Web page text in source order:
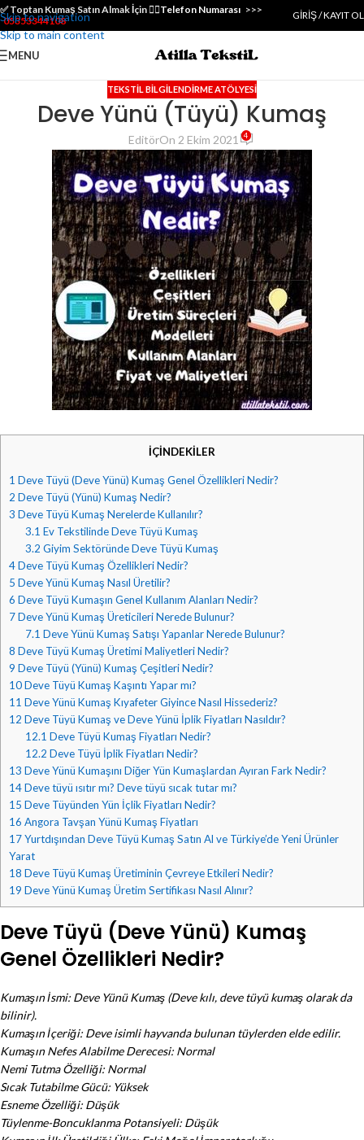
Skip to navigation
Skip to main content
✅️ Toptan Kumaş Satın Almak İçin 👇🏻Telefon Numarası >>>
05353344108
GIRIŞ / KAYIT OL
MENU
TEKSTIL BILGILENDIRME ATÖLYESI
Deve Yünü (Tüyü) Kumaş
EditörOn 2 Ekim 2021 4
İÇİNDEKİLER
1 Deve Tüyü (Deve Yünü) Kumaş Genel Özellikleri Nedir?
2 Deve Tüyü (Yünü) Kumaş Nedir?
3 Deve Tüyü Kumaş Nerelerde Kullanılır?
3.1 Ev Tekstilinde Deve Tüyü Kumaş
3.2 Giyim Sektöründe Deve Tüyü Kumaş
4Deve Tüyü Kumaş Özellikleri Nedir?
5 Deve Yünü Kumaş Nasıl Üretilir?
6 Deve Tüyü Kumaşın Genel Kullanım Alanları Nedir?
7Deve Yünü Kumaş Üreticileri Nerede Bulunur?
7.1 Deve Yünü Kumaş Satışı Yapanlar Nerede Bulunur?
8 Deve Tüyü Kumaş Üretimi Maliyetleri Nedir?
9 Deve Tüyü (Yünü) Kumaş Çeşitleri Nedir?
10Deve Tüyü Kumaş Kaşıntı Yapar mı?
11 Deve Yünü Kumaş Kıyafeter Giyince Nasıl Hissederiz?
12 Deve Tüyü Kumaş ve Deve Yünü İplik Fiyatları Nasıldır?
12.1 Deve Tüyü Kumaş Fiyatları Nedir?
12.2 Deve Tüyü İplik Fiyatları Nedir?
13 Deve Yünü Kumaşını Diğer Yün Kumaşlardan Ayıran Fark Nedir?
14Deve tüyü ısıtır mı? Deve tüyü sıcak tutar mı?
15 Deve Tüyünden Yün İçlik Fiyatları Nedir?
16 Angora Tavşan Yünü Kumaş Fiyatları
17Yurtdışından Deve Tüyü Kumaş Satın Al ve Türkiye’de Yeni Ürünler
Yarat
18 Deve Tüyü Kumaş Üretiminin Çevreye Etkileri Nedir?
19 Deve Yünü Kumaş Üretim Sertifikası Nasıl Alınır?
Deve Tüyü (Deve Yünü) Kumaş
Genel Özellikleri Nedir?
Kumaşın İsmi: Deve Yünü Kumaş (Deve kılı, deve tüyü kumaş olarak da
bilinir).
Kumaşın İçeriği: Deve isimli hayvanda bulunan tüylerden elde edilir.
Kumaşın Nefes Alabilme Derecesi: Normal
Nemi Tutma Özelliği: Normal
Sıcak Tutabilme Gücü: Yüksek
Esneme Özelliği: Düşük
Tüylenme-Boncuklanma Potansiyeli: Düşük